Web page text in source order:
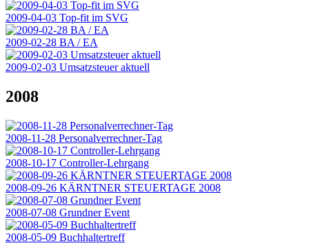
2009-04-03 Top-fit im SVG
2009-02-28 BA / EA
2009-02-03 Umsatzsteuer aktuell
2008
2008-11-28 Personalverrechner-Tag
2008-10-17 Controller-Lehrgang
2008-09-26 KÄRNTNER STEUERTAGE 2008
2008-07-08 Grundner Event
2008-05-09 Buchhaltertreff